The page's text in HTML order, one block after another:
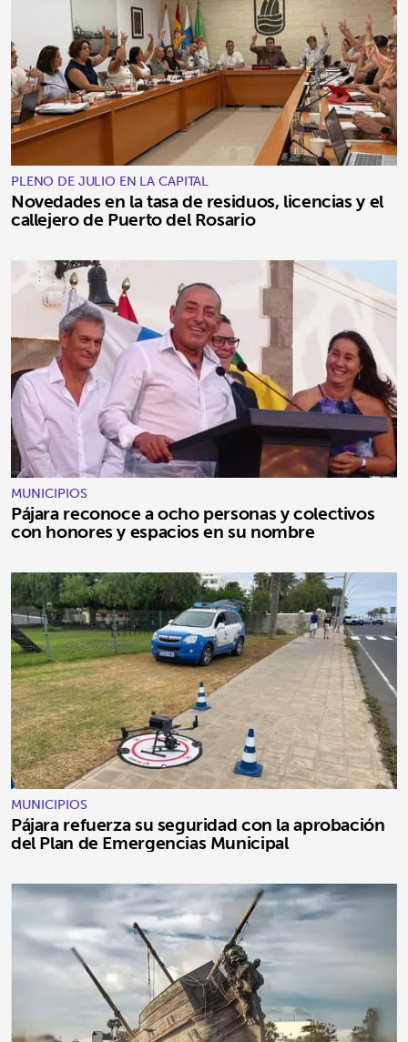
PLENO DE JULIO EN LA CAPITAL
Novedades en la tasa de residuos, licencias y el
callejero de Puerto del Rosario
MUNICIPIOS
Pájara reconoce a ocho personas y colectivos
con honores y espacios en su nombre
MUNICIPIOS
Pájara refuerza su seguridad con la aprobación
del Plan de Emergencias Municipal